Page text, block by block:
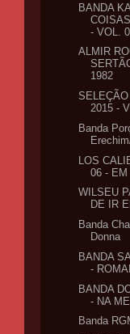
BANDA
- VOL.
ALMIR
1982
2015 -
Banda
LOS
06 - EM
WILSEU
DE IR
Banda
Donna
BANDA
-
BANDA
- NA
Banda